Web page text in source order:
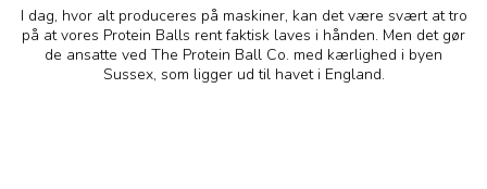
I dag, hvor alt produceres på maskiner, kan det være svært at tro
på at vores Protein Balls rent faktisk laves i hånden. Men det gør
de ansatte ved The Protein Ball Co. med kærlighed i byen
Sussex, som ligger ud til havet i England.